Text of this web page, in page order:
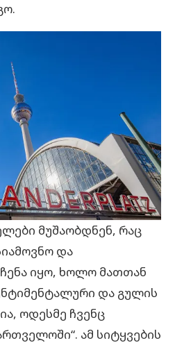
მუშაობდნენ, რაც
და
იყო, ხოლო მათთან
და გულის
ოდესმე ჩვენც
ამ სიტყვების